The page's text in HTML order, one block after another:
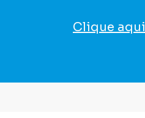
Clique aqui